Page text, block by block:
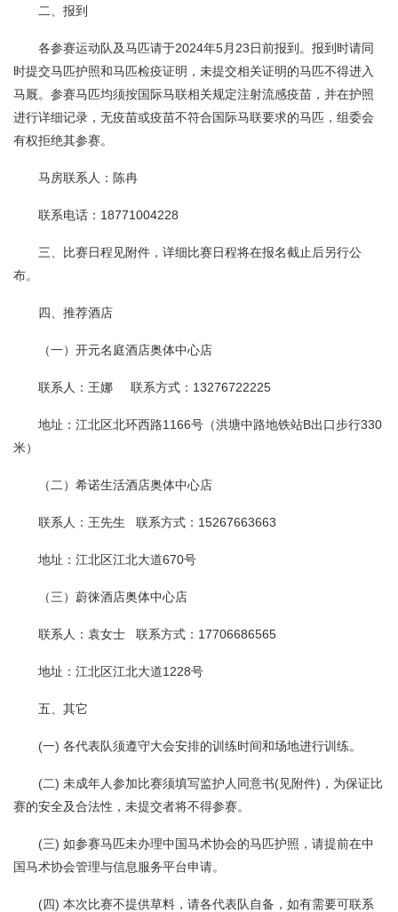
二、报到
各参赛运动队及马匹请于2024年5月23日前报到。报到时请同
时提交马匹护照和马匹检疫证明，未提交相关证明的马匹不得进入
马厩。参赛马匹均须按国际马联相关规定注射流感疫苗，并在护照
进行详细记录，无疫苗或疫苗不符合国际马联要求的马匹，组委会
有权拒绝其参赛。
马房联系人：陈冉
联系电话：18771004228
三、比赛日程见附件，详细比赛日程将在报名截止后另行公
布。
四、推荐酒店
（一）开元名庭酒店奥体中心店
联系人：王娜 联系方式：13276722225
地址：江北区北环西路1166号（洪塘中路地铁站B出口步行330
米）
（二）希诺生活酒店奥体中心店
联系人：王先生 联系方式：15267663663
地址：江北区江北大道670号
（三）蔚徕酒店奥体中心店
联系人：袁女士 联系方式：17706686565
地址：江北区江北大道1228号
五、其它
(一) 各代表队须遵守大会安排的训练时间和场地进行训练。
(二) 未成年人参加比赛须填写监护人同意书(见附件)，为保证比
赛的安全及合法性，未提交者将不得参赛。
(三) 如参赛马匹未办理中国马术协会的马匹护照，请提前在中
国马术协会管理与信息服务平台申请。
(四) 本次比赛不提供草料，请各代表队自备，如有需要可联系